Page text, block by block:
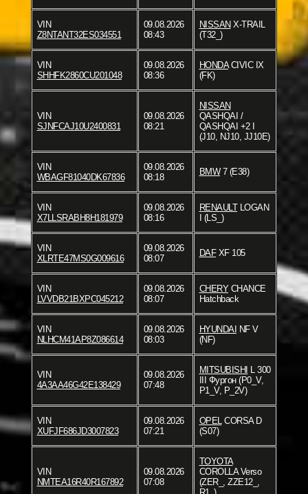
VIN
Z8NTANT32ES034551
09.08.2026
08:43
NISSANX-TRAIL
(T32_)
VIN
SHHFK2860CU201048
09.08.2026
08:36
HONDACIVIC IX
(FK)
VIN
SJNFCAJ10U2400831
09.08.2026
08:21
NISSAN
QASHQAI /
QASHQAI +2 I
(J10, NJ10, JJ10E)
VIN
WBAGF81040DK67836
09.08.2026
08:18
BMW7 (E38)
VIN
X7LLSRABH8H181979
09.08.2026
08:16
RENAULTLOGAN
I (LS_)
VIN
XLRTE47MS0G009616
09.08.2026
08:07
DAFXF 105
VIN
LVVDB21BXPC045212
09.08.2026
08:07
CHERYCHANCE
Hatchback
VIN
NLHCM41AP8Z086614
09.08.2026
08:03
HYUNDAI NF V
(NF)
VIN
4A3AA46G42E138429
09.08.2026
07:48
MITSUBISHI L 300
III Фургон (P0_V,
P1_V, P_2V)
VIN
XUFJF686JD3007823
09.08.2026
07:21
OPEL CORSA D
(S07)
VIN
NMTEA16R40R167892
09.08.2026
07:08
TOYOTA
COROLLA Verso
(ZER_, ZZE12_,